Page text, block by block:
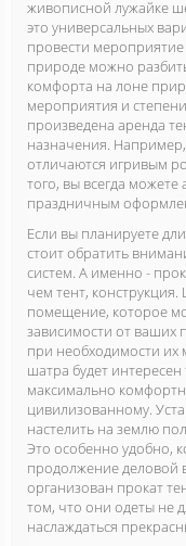
живописной лужайке
это универсальных
провести
природе можно
комфорта на лоне
мероприятия и
произведена аренда
назначения.
отличаются игривым
того, вы всегда
праздничным
Если вы планируете
стоит обратить
систем. А именно -
чем тент,
помещение, которое
зависимости от ваших
при необходимости их
шатра будет
максимально
цивилизованному.
настелить на землю
Это особенно удобно,
продолжение деловой
организован прокат
том, что они одеты не
наслаждаться